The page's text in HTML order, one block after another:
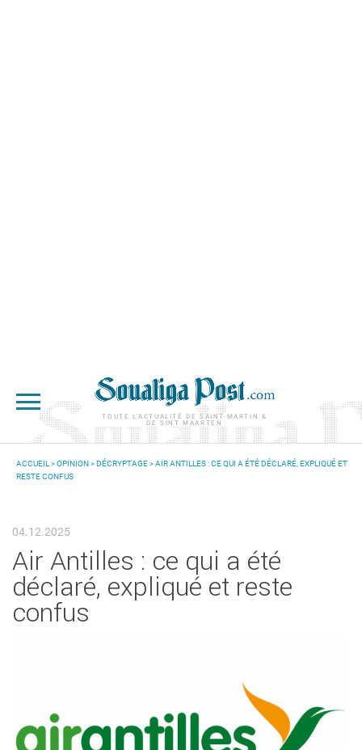
TOUTE L'ACTUALITÉ DE SAINT-MARTIN &
DE SINT MAARTEN
VOUS ÊTES ICI
ACCUEIL >OPINION>DÉCRYPTAGE> AIR ANTILLES : CE QUI A ÉTÉ DÉCLARÉ, EXPLIQUÉ ET
RESTE CONFUS
04.12.2025
Air Antilles : ce qui a été
déclaré, expliqué et reste
confus